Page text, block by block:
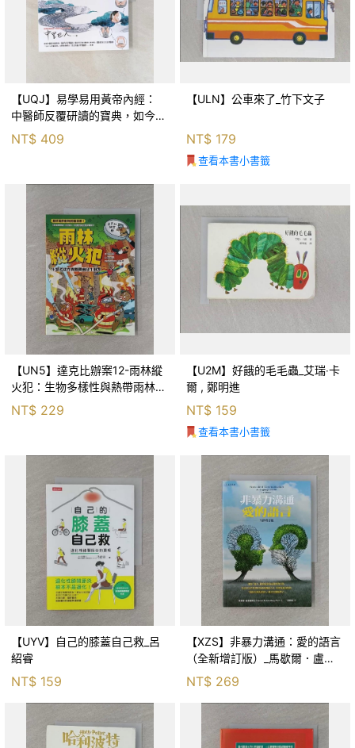
【UQJ】易學易用黃帝內經：
中醫師反覆研讀的寶典，如今一
般人也能實踐。12條經絡、365
個穴位白話詳解，經之所過，病
NT$ 409
【ULN】公車來了_竹下文子
NT$ 179
查看本書小書籤
【UN5】達克比辦案12-雨林縱
火犯：生物多樣性與熱帶雨林生
態系_柯智元
NT$ 229
【U2M】好餓的毛毛蟲_艾瑞‧卡
爾 , 鄭明進
NT$ 159
查看本書小書籤
【UYV】自己的膝蓋自己救_呂
紹睿
NT$ 159
【XZS】非暴力溝通：愛的語言
（全新增訂版）_馬歇爾．盧森
堡, 蕭寶森
NT$ 269